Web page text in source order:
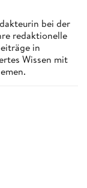
bei der
redaktionelle
in
Wissen mit